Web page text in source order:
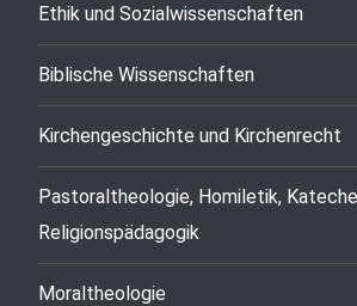
Ethik und Sozialwissenschaften
Biblische Wissenschaften
Kirchengeschichte und Kirchenrecht
Pastoraltheologie, Homiletik,
Religionspädagogik
Moraltheologie